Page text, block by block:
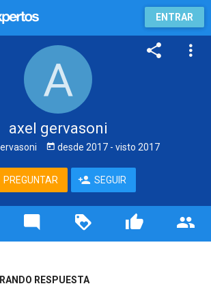
ENTRAR
axel gervasoni
desde 2017 - visto 2017
PREGUNTAR SEGUIR
RESPUESTA